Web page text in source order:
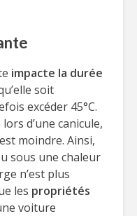
impacte la durée
soit
excéder 45°C.
d’une canicule,
moindre. Ainsi,
sous une chaleur
n’est plus
les propriétés
voiture